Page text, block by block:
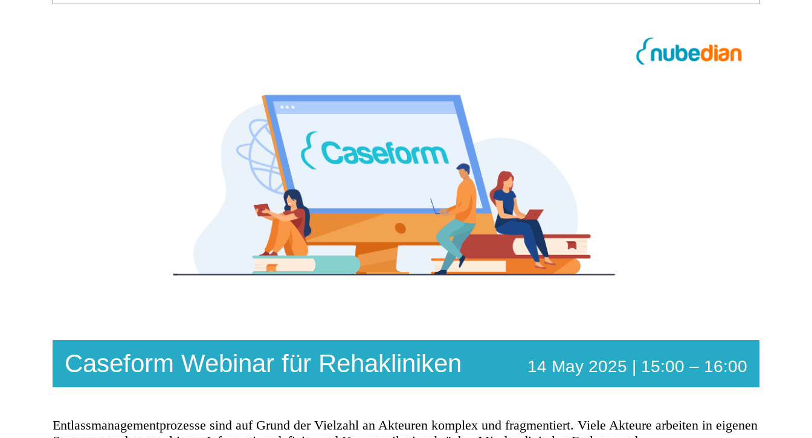
Caseform Webinar für Rehakliniken 14 May 2025 | 15:00 – 16:00
Entlassmanagementprozesse sind auf Grund der Vielzahl an Akteuren komplex und fragmentiert. Viele Akteure arbeiten in eigenen